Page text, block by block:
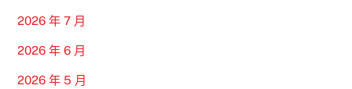
2026 年 7 月
2026 年 6 月
2026 年 5 月